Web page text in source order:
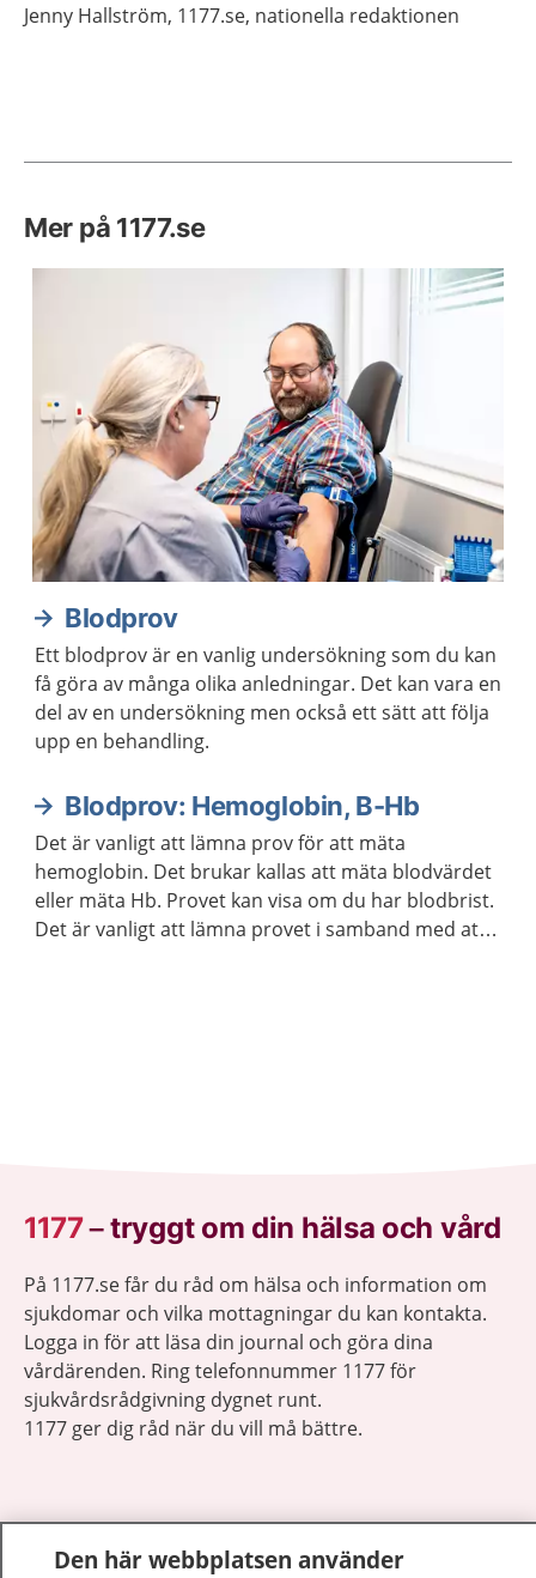
Jenny Hallström, 1177.se, nationella redaktionen
Mer på 1177.se
Blodprov
Ett blodprov är en vanlig undersökning som du kan
få göra av många olika anledningar. Det kan vara en
del av en undersökning men också ett sätt att följa
upp en behandling.
Blodprov: Hemoglobin, B-Hb
Det är vanligt att lämna prov för att mäta
hemoglobin. Det brukar kallas att mäta blodvärdet
eller mäta Hb. Provet kan visa om du har blodbrist.
Det är vanligt att lämna provet i samband med att
1177–tryggt om din hälsa och vård
På 1177.se får du råd om hälsa och information om
sjukdomar och vilka mottagningar du kan kontakta.
Logga in för att läsa din journal och göra dina
vårdärenden. Ring telefonnummer 1177 för
sjukvårdsrådgivning dygnet runt.
1177 ger dig råd när du vill må bättre.
Den här webbplatsen använder